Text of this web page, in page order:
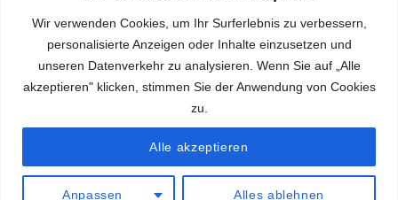
Wir verwenden Cookies, um Ihr Surferlebnis zu verbessern,
personalisierte Anzeigen oder Inhalte einzusetzen und
unseren Datenverkehr zu analysieren. Wenn Sie auf „Alle
akzeptieren" klicken, stimmen Sie der Anwendung von Cookies
zu.
Anpassen Alles ablehnen
Alle akzeptieren
Impressum
Datenschutzerklärung
Blog
Deutsch